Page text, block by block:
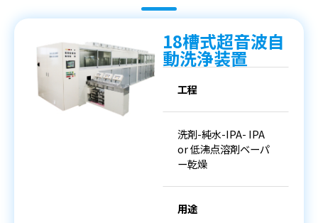
18槽式超音波自
動洗浄装置
工程
洗剤-純水-IPA- IPA
or 低沸点溶剤ベーパ
ー乾燥
用途